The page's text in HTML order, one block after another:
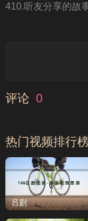
410.听友分享的故
评论 0
热门视频排行
吕剧